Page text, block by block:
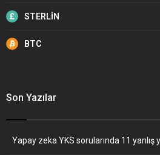
STERLİN
BTC
Son Yazılar
Yapay zeka YKS sorularında 11 yanlış